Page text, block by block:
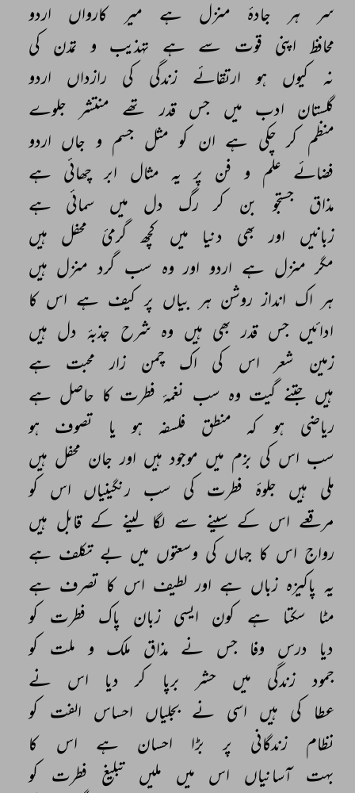
سر
ہر جادۂ منزل ہے میر کارواں
اردو
محافظ اپنی قوت سے ہے تہذیب و تمدن کی
نہ
کیوں ہو ارتقائے زندگی کی رازداں
اردو
گلستان ادب میں جس قدر تھے منتشر
جلوے
منظم کر چکی ہے ان کو مثل جسم و جاں اردو
فضائے علم و فن پر یہ مثال ابر چھائی ہے
مذاق
جستجو بن کر رگ دل میں سمائی
ہے
زبانیں
اور بھی دنیا میں کچھ گرمئ محفل ہیں
مگر منزل ہے اردو اور وہ سب گرد منزل ہیں
ہر اک انداز روشن ہر بیاں پر کیف ہے اس کا
ادائیں جس قدر بھی ہیں وہ شرح جذبۂ دل ہیں
زمین
شعر اس کی اک چمن زار محبت
ہے
ہیں جتنے گیت وہ سب نغمۂ فطرت کا حاصل ہے
ریاضی
ہو کہ منطق فلسفہ ہو یا تصوف
ہو
سب اس کی بزم میں موجود ہیں اور جان محفل ہیں
ملی ہیں جلوۂ فطرت کی سب رنگینیاں اس کو
مرقعے اس کے سینے سے لگا لینے کے قابل ہیں
رواج اس کا جہاں کی وسعتوں میں بے تکلف ہے
یہ پاکیزہ زباں ہے اور لطیف اس کا تصرف ہے
مٹا
سکتا ہے کون ایسی زبان پاک فطرت کو
دیا درس وفا جس نے مذاق ملک و ملت کو
جمود
زندگی میں حشر برپا کر دیا اس
نے
عطا کی ہیں اسی نے بجلیاں احساس الفت کو
نظام
زندگانی پر بڑا احسان ہے اس
کا
بہت آسانیاں اس میں ملیں تبلیغ فطرت
کو